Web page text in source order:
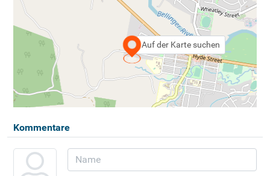
Auf der Karte suchen
Kommentare